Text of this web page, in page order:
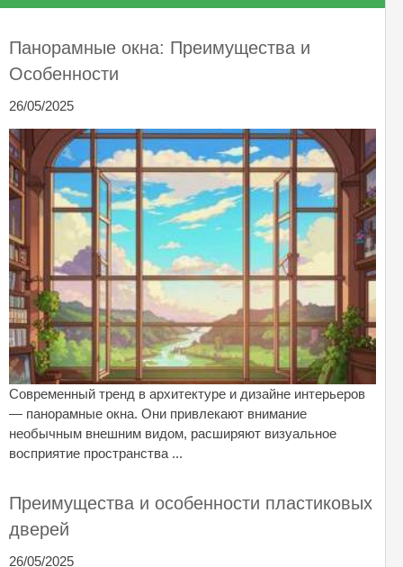
Панорамные окна: Преимущества и
Особенности
26/05/2025
Современный тренд в архитектуре и дизайне интерьеров
— панорамные окна. Они привлекают внимание
необычным внешним видом, расширяют визуальное
восприятие пространства ...
Преимущества и особенности пластиковых
дверей
26/05/2025